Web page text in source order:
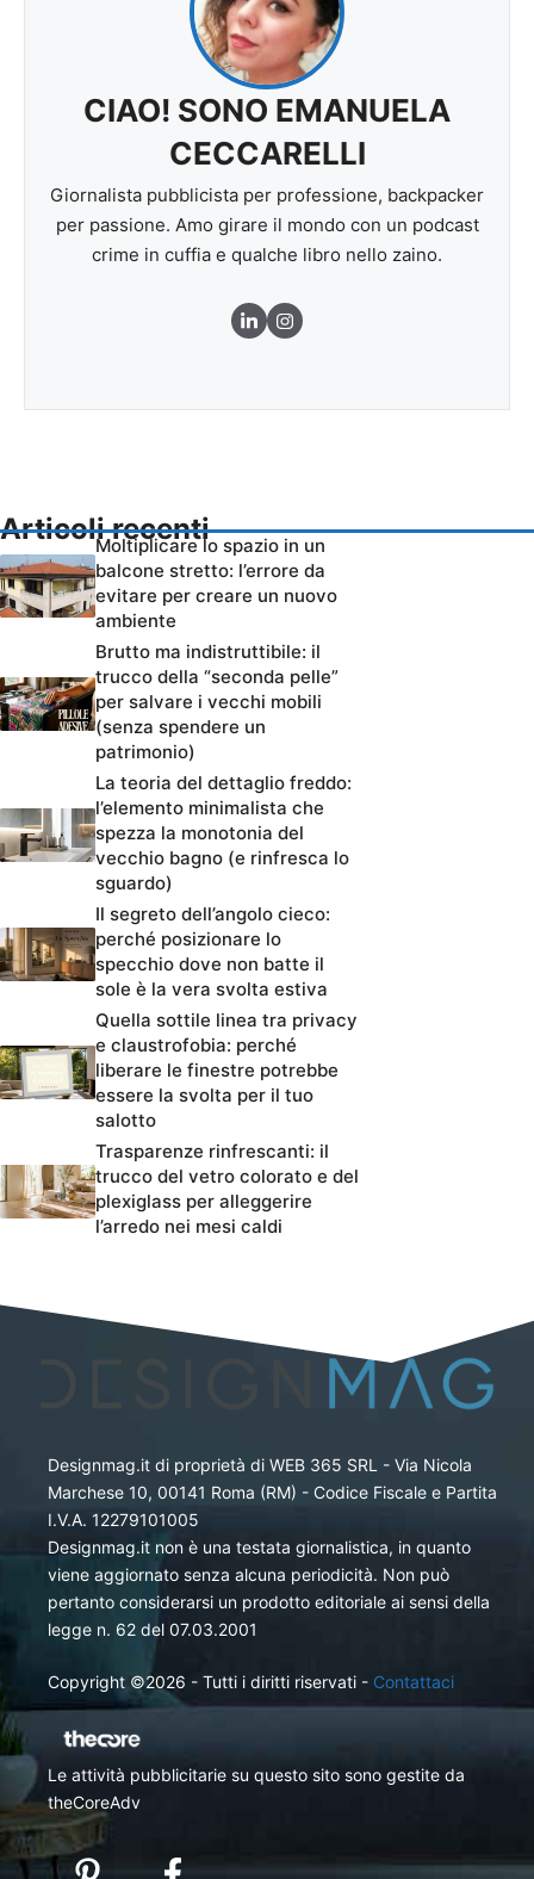
CIAO! SONO EMANUELA
CECCARELLI
Giornalista pubblicista per professione, backpacker
per passione. Amo girare il mondo con un podcast
crime in cuffia e qualche libro nello zaino.
Articoli recenti
Moltiplicare lo spazio in un
balcone stretto: l’errore da
evitare per creare un nuovo
ambiente
Brutto ma indistruttibile: il
trucco della “seconda pelle”
per salvare i vecchi mobili
(senza spendere un
patrimonio)
La teoria del dettaglio freddo:
l’elemento minimalista che
spezza la monotonia del
vecchio bagno (e rinfresca lo
sguardo)
Il segreto dell’angolo cieco:
perché posizionare lo
specchio dove non batte il
sole è la vera svolta estiva
Quella sottile linea tra privacy
e claustrofobia: perché
liberare le finestre potrebbe
essere la svolta per il tuo
salotto
Trasparenze rinfrescanti: il
trucco del vetro colorato e del
plexiglass per alleggerire
l’arredo nei mesi caldi
Designmag.it di proprietà di WEB 365 SRL - Via Nicola
Marchese 10, 00141 Roma (RM) - Codice Fiscale e Partita
I.V.A. 12279101005
Designmag.it non è una testata giornalistica, in quanto
viene aggiornato senza alcuna periodicità. Non può
pertanto considerarsi un prodotto editoriale ai sensi della
legge n. 62 del 07.03.2001
Copyright ©2026 - Tutti i diritti riservati - Contattaci
Le attività pubblicitarie su questo sito sono gestite da
theCoreAdv